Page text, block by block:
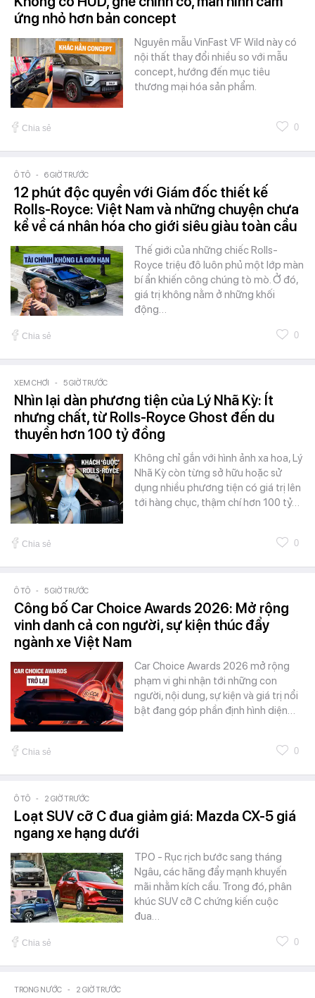
ứng nhỏ hơn bản concept
Nguyên mẫu VinFast VF Wild này có
nội thất thay đổi nhiều so với mẫu
concept, hướng đến mục tiêu
thương mại hóa sản phẩm.
Chia sẻ 0
Ô TÔ - 6 GIỜ TRƯỚC
12 phút độc quyền với Giám đốc thiết kế
Rolls-Royce: Việt Nam và những chuyện chưa
kể về cá nhân hóa cho giới siêu giàu toàn cầu
Thế giới của những chiếc Rolls-
Royce triệu đô luôn phủ một lớp màn
bí ẩn khiến công chúng tò mò. Ở đó,
giá trị không nằm ở những khối
động…
Chia sẻ 0
XEM CHƠI - 5 GIỜ TRƯỚC
Nhìn lại dàn phương tiện của Lý Nhã Kỳ: Ít
nhưng chất, từ Rolls-Royce Ghost đến du
thuyền hơn 100 tỷ đồng
Không chỉ gắn với hình ảnh xa hoa, Lý
Nhã Kỳ còn từng sở hữu hoặc sử
dụng nhiều phương tiện có giá trị lên
tới hàng chục, thậm chí hơn 100 tỷ…
Chia sẻ 0
Ô TÔ - 5 GIỜ TRƯỚC
Công bố Car Choice Awards 2026: Mở rộng
vinh danh cả con người, sự kiện thúc đẩy
ngành xe Việt Nam
Car Choice Awards 2026 mở rộng
phạm vi ghi nhận tới những con
người, nội dung, sự kiện và giá trị nổi
bật đang góp phần định hình diện…
Chia sẻ 0
Ô TÔ - 2 GIỜ TRƯỚC
Loạt SUV cỡ C đua giảm giá: Mazda CX-5 giá
ngang xe hạng dưới
TPO - Rục rịch bước sang tháng
Ngâu, các hãng đẩy mạnh khuyến
mãi nhằm kích cầu. Trong đó, phân
khúc SUV cỡ C chứng kiến cuộc
đua…
Chia sẻ 0
TRONG NƯỚC - 2 GIỜ TRƯỚC